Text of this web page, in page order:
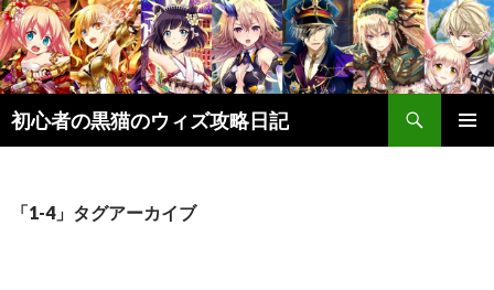
初心者の黒猫のウィズ攻略日記
検
索
ン「1-4」タグアーカイブ